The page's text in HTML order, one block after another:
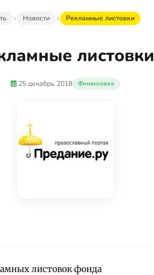
Новости Рекламные листовки
листовки
25 декабрь 2018 Финансовая
листовок фонда